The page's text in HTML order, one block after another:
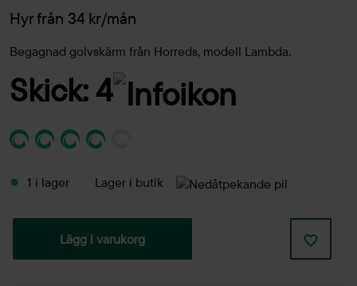
Hyr från 34 kr/mån
Begagnad golvskärm från Horreds, modell Lambda.
Skick: 4
1 i lager Lager i butik
Lägg i varukorg